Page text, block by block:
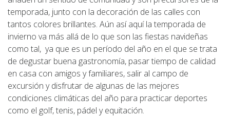
temporada, junto con la decoración de las calles con
tantos colores brillantes. Aún así aquí la temporada de
invierno va más allá de lo que son las fiestas navideñas
como tal, ya que es un período del año en el que se trata
de degustar buena gastronomía, pasar tiempo de calidad
en casa con amigos y familiares, salir al campo de
excursión y disfrutar de algunas de las mejores
condiciones climáticas del año para practicar deportes
como el golf, tenis, pádel y equitación.